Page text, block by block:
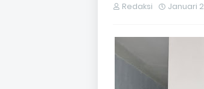
Redaksi Januari